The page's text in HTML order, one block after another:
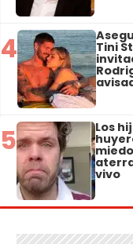
4 Tini
5 Los
vivo